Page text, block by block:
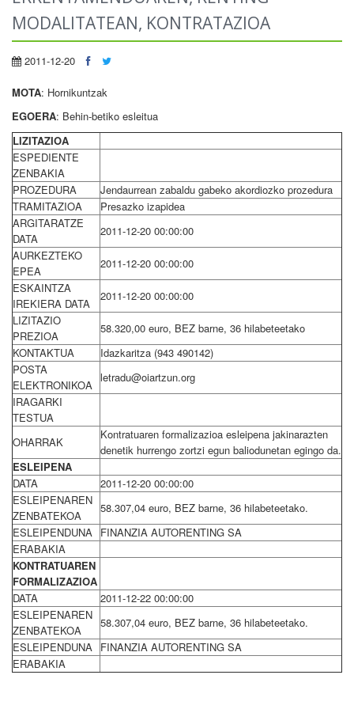
MODALITATEAN, KONTRATAZIOA
2011-12-20
MOTA: Hornikuntzak
EGOERA: Behin-betiko esleitua
LIZITAZIOA
ESPEDIENTE
ZENBAKIA
PROZEDURA
Jendaurrean zabaldu gabeko akordiozko prozedura
TRAMITAZIOA
Presazko izapidea
ARGITARATZE
DATA
2011-12-20 00:00:00
AURKEZTEKO
EPEA
2011-12-20 00:00:00
ESKAINTZA
IREKIERA DATA
2011-12-20 00:00:00
LIZITAZIO
PREZIOA
58.320,00 euro, BEZ barne, 36 hilabeteetako
KONTAKTUA
Idazkaritza (943 490142)
POSTA
ELEKTRONIKOA
letradu@oiartzun.org
IRAGARKI
TESTUA
OHARRAK
Kontratuaren formalizazioa esleipena jakinarazten
denetik hurrengo zortzi egun baliodunetan egingo da.
ESLEIPENA
DATA
2011-12-20 00:00:00
ESLEIPENAREN
ZENBATEKOA
58.307,04 euro, BEZ barne, 36 hilabeteetako.
ESLEIPENDUNA FINANZIA AUTORENTING SA
ERABAKIA
KONTRATUAREN
FORMALIZAZIOA
DATA
2011-12-22 00:00:00
ESLEIPENAREN
ZENBATEKOA
58.307,04 euro, BEZ barne, 36 hilabeteetako.
ESLEIPENDUNA FINANZIA AUTORENTING SA
ERABAKIA